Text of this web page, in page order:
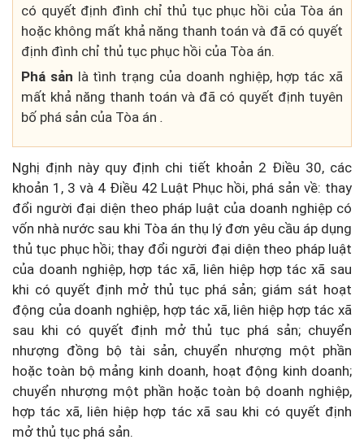
có quyết định đình chỉ thủ tục phục hồi của Tòa án
hoặc không mất khả năng thanh toán và đã có quyết
định đình chỉ thủ tục phục hồi của Tòa án.
Phá sản là tình trạng của doanh nghiệp, hợp tác xã
mất khả năng thanh toán và đã có quyết định tuyên
bố phá sản của Tòa án .
Nghị định này quy định chi tiết khoản 2 Điều 30, các
khoản 1, 3 và 4 Điều 42 Luật Phục hồi, phá sản về: thay
đổi người đại diện theo pháp luật của doanh nghiệp có
vốn nhà nước sau khi Tòa án thụ lý đơn yêu cầu áp dụng
thủ tục phục hồi; thay đổi người đại diện theo pháp luật
của doanh nghiệp, hợp tác xã, liên hiệp hợp tác xã sau
khi có quyết định mở thủ tục phá sản; giám sát hoạt
động của doanh nghiệp, hợp tác xã, liên hiệp hợp tác xã
sau khi có quyết định mở thủ tục phá sản; chuyển
nhượng đồng bộ tài sản, chuyển nhượng một phần
hoặc toàn bộ mảng kinh doanh, hoạt động kinh doanh;
chuyển nhượng một phần hoặc toàn bộ doanh nghiệp,
hợp tác xã, liên hiệp hợp tác xã sau khi có quyết định
mở thủ tục phá sản.